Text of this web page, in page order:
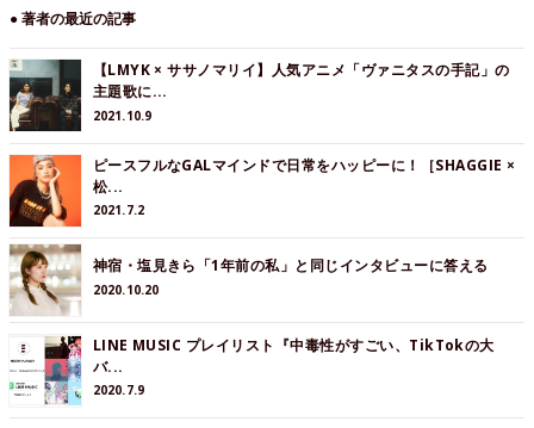
● 著者の最近の記事
【LMYK × ササノマリイ】人気アニメ「ヴァニタスの手記」の
主題歌に...
2021.10.9
ピースフルなGALマインドで日常をハッピーに！［SHAGGIE ×
松...
2021.7.2
神宿・塩見きら「1年前の私」と同じインタビューに答える
2020.10.20
LINE MUSIC プレイリスト『中毒性がすごい、TikTokの大
バ...
2020.7.9